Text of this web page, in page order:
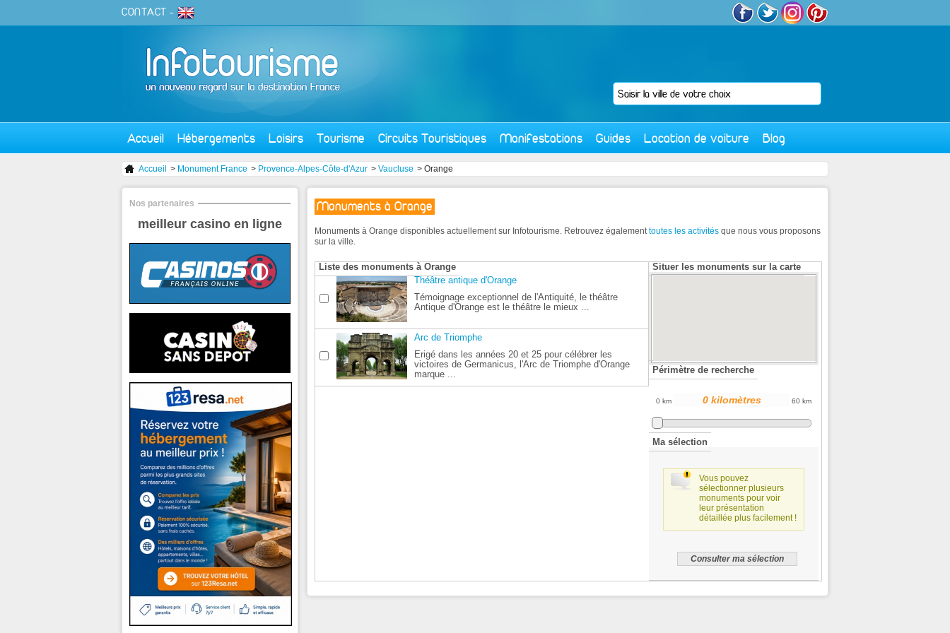
CONTACT -
Accueil Hébergements Loisirs Tourisme Circuits Touristiques Manifestations Guides Location de voiture Blog
Accueil > Monument France > Provence-Alpes-Côte-d'Azur > Vaucluse > Orange
Monuments à Orange
Monuments à Orange disponibles actuellement sur Infotourisme. Retrouvez égalementtoutes les activités que nous vous proposons
sur la ville.
Liste des monuments à Orange
Théâtre antique d'Orange
Témoignage exceptionnel de l'Antiquité, le théâtre
Antique d'Orange est le théâtre le mieux ...
Arc de Triomphe
Erigé dans les années 20 et 25 pour célébrer les
victoires de Germanicus, l'Arc de Triomphe d'Orange
marque ...
Situer les monuments sur la carte
Périmètre de recherche
0 km 60 km
Ma sélection
Vous pouvez
sélectionner plusieurs
monuments pour voir
leur présentation
détaillée plus facilement !
Nos partenaires
meilleur casino en ligne